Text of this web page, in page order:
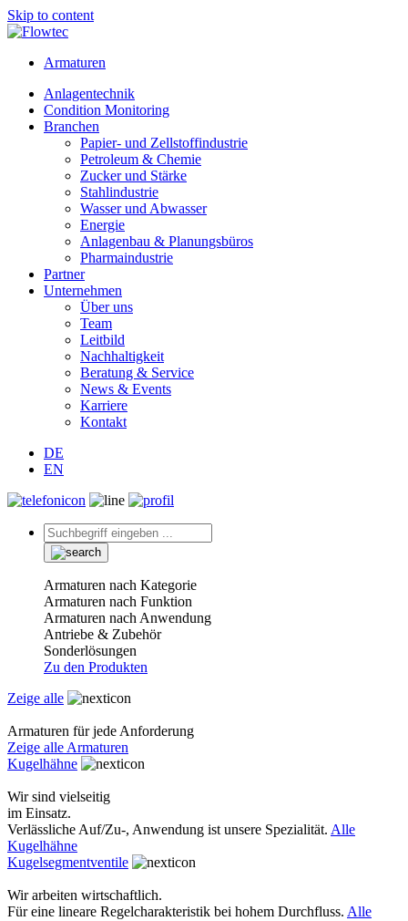
Skip to content
Armaturen
Anlagentechnik
Condition Monitoring
Branchen
Papier- und Zellstoffindustrie
Petroleum & Chemie
Zucker und Stärke
Stahlindustrie
Wasser und Abwasser
Energie
Anlagenbau & Planungsbüros
Pharmaindustrie
Partner
Unternehmen
Über uns
Team
Leitbild
Nachhaltigkeit
Beratung & Service
News & Events
Karriere
Kontakt
DE
EN
Armaturen nach Kategorie
Armaturen nach Funktion
Armaturen nach Anwendung
Antriebe & Zubehör
Sonderlösungen
Zu den Produkten
Zeige alle
Armaturen für jede Anforderung
Zeige alle Armaturen
Kugelhähne
Wir sind vielseitig
im Einsatz.
Verlässliche Auf/Zu-, Anwendung ist unsere Spezialität. Alle
Kugelhähne
Kugelsegmentventile
Wir arbeiten wirtschaftlich.
Für eine lineare Regelcharakteristik bei hohem Durchfluss. Alle